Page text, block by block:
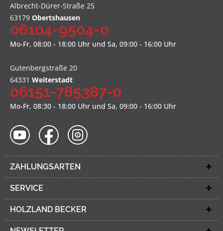
Albrecht-Dürer-Straße 25
63179 Obertshausen
06104-9504-0
Mo-Fr, 08:00 - 18:00 Uhr und Sa, 09:00 - 16:00 Uhr
Gutenbergstraße 20
64331 Weiterstadt
06151-785387-0
Mo-Fr, 08:30 - 18:00 Uhr und Sa, 09:00 - 16:00 Uhr
ZAHLUNGSARTEN
SERVICE
HOLZLAND BECKER